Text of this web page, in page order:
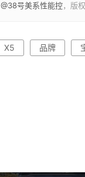
@38号美系性能控，版
X5 品牌